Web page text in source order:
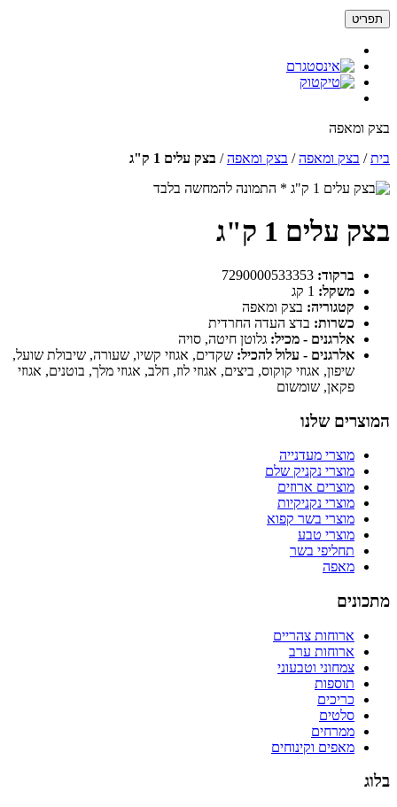
תפריט
בצק ומאפה
בית/ בצק ומאפה/ בצק ומאפה/ בצק עלים 1 ק"ג
* התמונה להמחשה בלבד
בצק עלים 1 ק"ג
ברקוד: 7290000533353
משקל:
קטגוריה: בצק ומאפה
כשרות: בדצ העדה החרדית
אלרגנים - מכיל: גלוטן חיטה, סויה
אלרגנים - עלול להכיל: שקדים, אגוזי קשיו, שעורה, שיבולת שועל,
שיפון, אגוזי קוקוס, ביצים, אגוזי לוז, חלב, אגוזי מלך, בוטנים, אגוזי
פקאן, שומשום
המוצרים שלנו
מוצרי מעדנייה
מוצרי נקניק שלם
מוצרים ארוזים
מוצרי נקניקיות
מוצרי בשר קפוא
מוצרי טבע
תחליפי בשר
מאפה
מתכונים
ארוחות צהריים
ארוחות ערב
צמחוני וטבעוני
תוספות
כריכים
סלטים
ממרחים
מאפים וקינוחים
בלוג